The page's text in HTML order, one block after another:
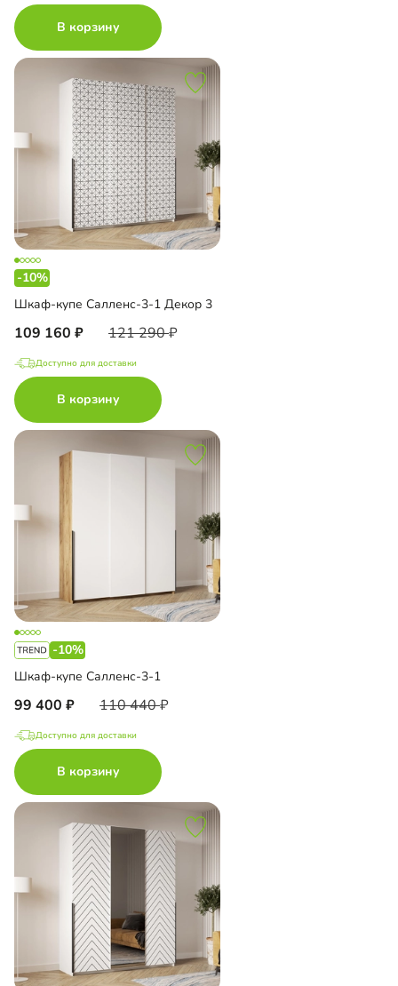
В корзину
-10%
Шкаф-купе Салленс-3-1 Декор 3
109 160 121 290
Доступно для доставки
В корзину
-10%
Шкаф-купе Салленс-3-1
99 400 110 440
Доступно для доставки
В корзину